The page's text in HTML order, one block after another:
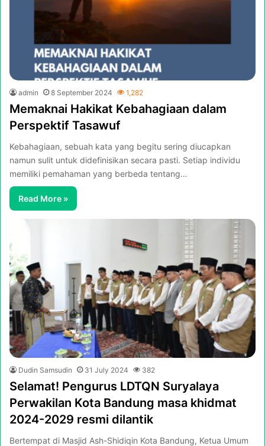
admin 8 September 2024 1,282
Memaknai Hakikat Kebahagiaan dalam
Perspektif Tasawuf
Kebahagiaan, sebuah kata yang begitu sering diucapkan
namun sulit untuk didefinisikan secara pasti. Setiap individu
memiliki pemahaman yang berbeda tentang…
Read More »
Dudin Samsudin 31 July 2024 382
Selamat! Pengurus LDTQN Suryalaya
Perwakilan Kota Bandung masa khidmat
2024-2029 resmi dilantik
Bertempat di Masjid Ash-Shidiqin Kota Bandung, Ketua Umum